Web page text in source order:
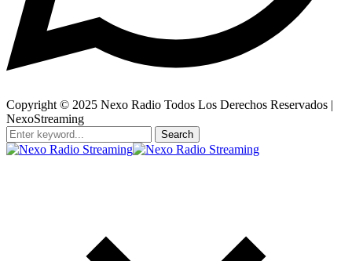
Copyright © 2025 Nexo Radio Todos Los Derechos Reservados |
NexoStreaming
Search